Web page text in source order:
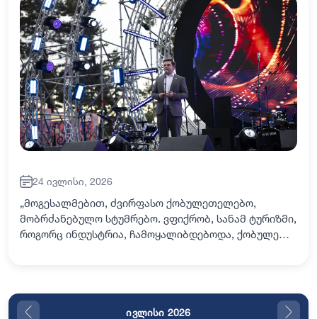
24 ივლისი, 2026
„მოგესალმებით, ძვირფასო ქობულეთელებო,
მობრძანებულო სტუმრებო. ვფიქრობ, სანამ ტურიზმი,
როგორც ინდუსტრია, ჩამოყალიბდებოდა, ქობულეთი
ივლისი 2026